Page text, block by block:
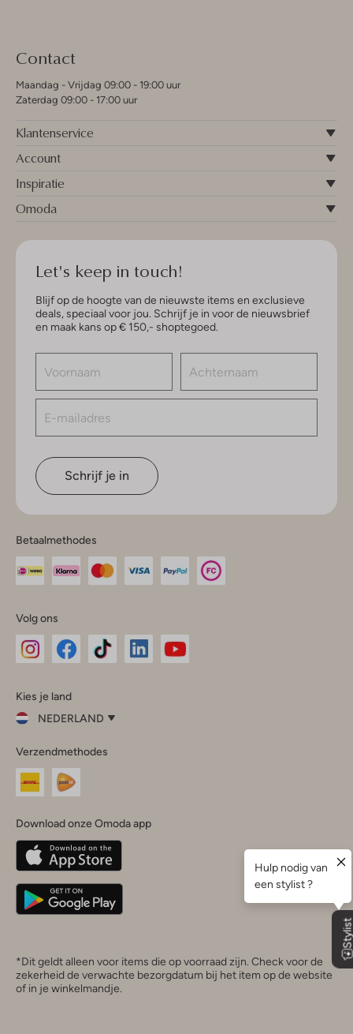
Contact
Maandag - Vrijdag 09:00 - 19:00 uur
Zaterdag 09:00 - 17:00 uur
Klantenservice
Account
Inspiratie
Omoda
Let's keep in touch!
Blijf op de hoogte van de nieuwste items en exclusieve
deals, speciaal voor jou. Schrijf je in voor de nieuwsbrief
en maak kans op € 150,- shoptegoed.
Schrijf je in
Betaalmethodes
Volg ons
InstagramFacebook
Kies je land
NEDERLAND
je
land
Nederland
Belgique(Français)
Deutschland
Verzendmethodes
Download onze Omoda app
*Dit geldt alleen voor items die op voorraad zijn. Check voor de
zekerheid de verwachte bezorgdatum bij het item op de website
of in je winkelmandje.